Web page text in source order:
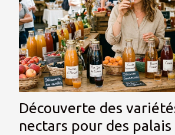
Découverte des
nectars pour des